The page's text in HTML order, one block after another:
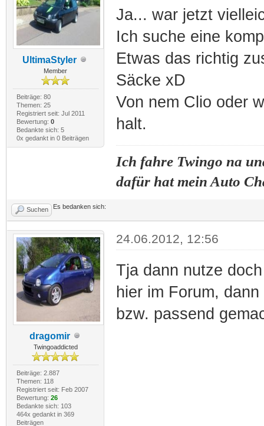
UltimaStyler
Member
Beiträge: 80
Themen: 25
Registriert seit: Jul 2011
Bewertung: 0
Bedankte sich: 5
0x gedankt in 0 Beiträgen
Ja... war jetzt
Ich suche eine
Etwas das richtig
Säcke xD
Von nem Clio oder
halt.
Ich fahre Twingo na
dafür hat mein Auto
Suchen Es bedanken sich:
dragomir
Twingoaddicted
Beiträge: 2.887
Themen: 118
Registriert seit: Feb 2007
Bewertung: 26
Bedankte sich: 103
464x gedankt in 369
Beiträgen
24.06.2012, 12:56
Tja dann nutze
hier im Forum,
bzw. passend